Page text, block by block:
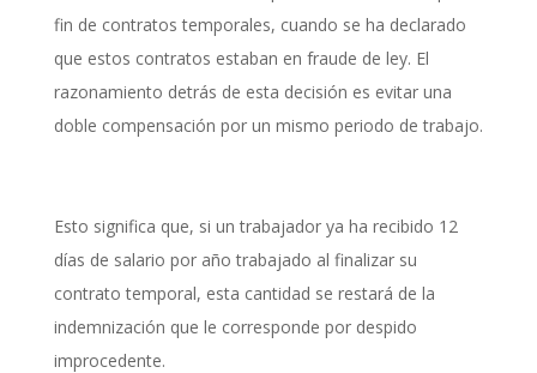
fin de contratos temporales, cuando se ha declarado
que estos contratos estaban en fraude de ley. El
razonamiento detrás de esta decisión es evitar una
doble compensación por un mismo periodo de trabajo.
Esto significa que, si un trabajador ya ha recibido 12
días de salario por año trabajado al finalizar su
contrato temporal, esta cantidad se restará de la
indemnización que le corresponde por despido
improcedente.